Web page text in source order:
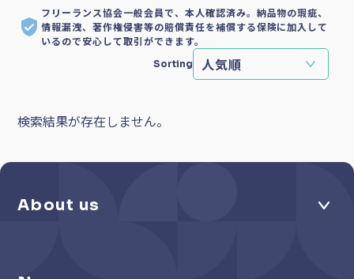
フリーランス協会一般会員で、本人確認済み。納品物の瑕疵、
情報漏洩、著作権侵害等の賠償責任を補償する保険に加入して
いるので安心して取引ができます。
Sorting
検索結果が存在しません。
About us